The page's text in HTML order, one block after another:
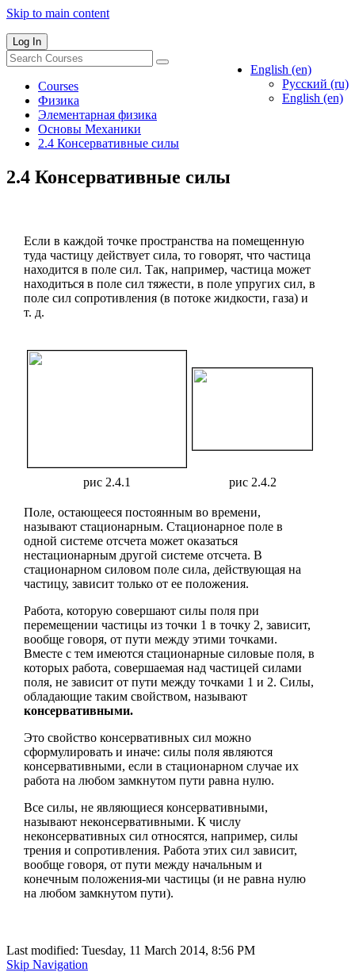
Skip to main content
Log In
English ‎(en)‎
Русский ‎(ru)‎
English ‎(en)‎
Courses
Физика
Элементарная физика
Основы Механики
2.4 Консервативные силы
2.4 Консервативные силы
Если в каждой точке пространства на помещенную
туда частицу действует сила, то говорят, что частица
находится в поле сил. Так, например, частица может
находиться в поле сил тяжести, в поле упругих сил, в
поле сил сопротивления (в потоке жидкости, газа) и
т. д.
рис 2.4.1 рис 2.4.2
Поле, остающееся постоянным во времени,
называют стационарным. Стационарное поле в
одной системе отсчета может оказаться
нестационарным другой системе отсчета. В
стационарном силовом поле сила, действующая на
частицу, зависит только от ее положения.
Работа, которую совершают силы поля при
перемещении частицы из точки 1 в точку 2, зависит,
вообще говоря, от пути между этими точками.
Вместе с тем имеются стационарные силовые поля, в
которых работа, совершаемая над частицей силами
поля, не зависит от пути между точками 1 и 2. Силы,
обладающие таким свойством, называют
консервативными.
Это свойство консервативных сил можно
сформулировать и иначе: силы поля являются
консервативными, если в стационарном случае их
работа на любом замкнутом пути равна нулю.
Все силы, не являющиеся консервативными,
называют неконсервативными. К числу
неконсервативных сил относятся, например, силы
трения и сопротивления. Работа этих сил зависит,
вообще говоря, от пути между начальным и
конечным положения-ми частицы (и не равна нулю
на любом замкнутом пути).
Last modified: Tuesday, 11 March 2014, 8:56 PM
Skip Navigation